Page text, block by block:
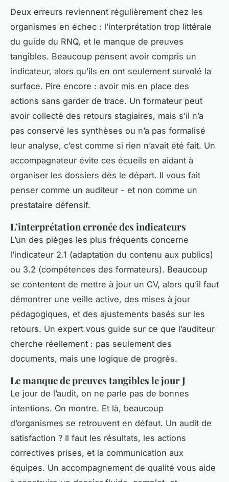
Deux erreurs reviennent régulièrement chez les
organismes en échec : l’interprétation trop littérale
du guide du RNQ, et le manque de preuves
tangibles. Beaucoup pensent avoir compris un
indicateur, alors qu’ils en ont seulement survolé la
surface. Pire encore : avoir mis en place des
actions sans garder de trace. Un formateur peut
avoir collecté des retours stagiaires, mais s’il n’a
pas conservé les synthèses ou n’a pas formalisé
leur analyse, c’est comme si rien n’avait été fait. Un
accompagnateur évite ces écueils en aidant à
organiser les dossiers dès le départ. Il vous fait
penser comme un auditeur - et non comme un
prestataire défensif.
L’interprétation erronée des indicateurs
L’un des pièges les plus fréquents concerne
l’indicateur 2.1 (adaptation du contenu aux publics)
ou 3.2 (compétences des formateurs). Beaucoup
se contentent de mettre à jour un CV, alors qu’il faut
démontrer une veille active, des mises à jour
pédagogiques, et des ajustements basés sur les
retours. Un expert vous guide sur ce que l’auditeur
cherche réellement : pas seulement des
documents, mais une logique de progrès.
Le manque de preuves tangibles le jour J
Le jour de l’audit, on ne parle pas de bonnes
intentions. On montre. Et là, beaucoup
d’organismes se retrouvent en défaut. Un audit de
satisfaction ? Il faut les résultats, les actions
correctives prises, et la communication aux
équipes. Un accompagnement de qualité vous aide